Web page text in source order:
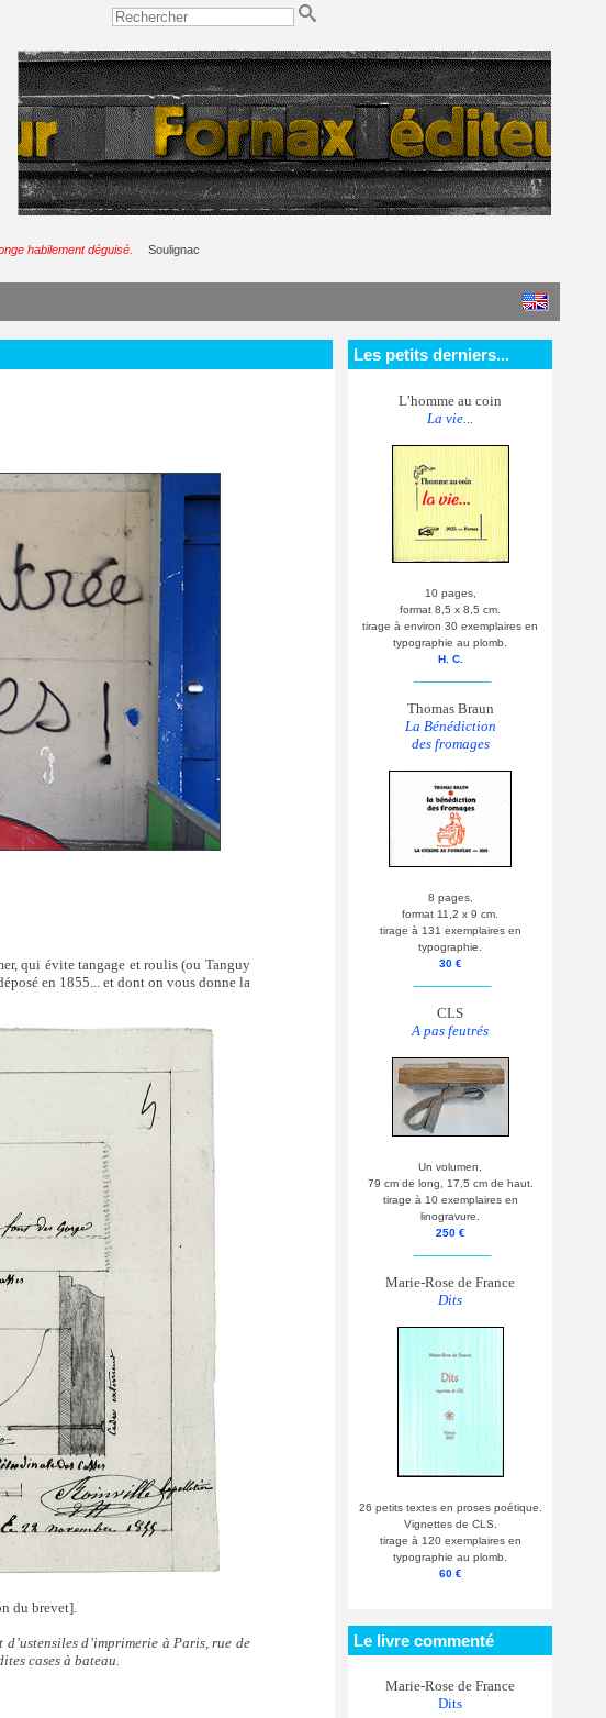
habilement déguisé. Soulignac
qui évite tangage et roulis (ou Tanguy
en 1855... et dont on vous donne la
du brevet].
d’imprimerie à Paris, rue de
cases à bateau.
Les petits derniers...
L’homme au coin
La vie...
10 pages,
format 8,5 x 8,5 cm.
tirage à environ 30 exemplaires en
typographie au plomb.
H. C.
Thomas Braun
La Bénédiction
des fromages
8 pages,
format 11,2 x 9 cm.
tirage à 131 exemplaires en
typographie.
30 €
CLS
A pas feutrés
Un volumen,
79 cm de long, 17,5 cm de haut.
tirage à 10 exemplaires en
linogravure.
250 €
Marie-Rose de France
Dits
26 petits textes en proses poétique.
Vignettes de CLS.
tirage à 120 exemplaires en
typographie au plomb.
60 €
Le livre commenté
Marie-Rose de France
Dits